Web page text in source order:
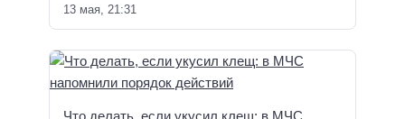
13 мая, 21:31